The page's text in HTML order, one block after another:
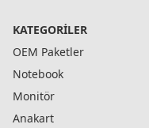
KATEGORILER
OEM Paketler
Notebook
Monitör
Anakart